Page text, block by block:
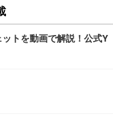
ットを動画で解説！公式Y